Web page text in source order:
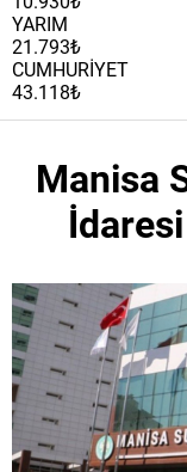
YARIM
21.793₺
CUMHURİYET
43.118₺
Manisa